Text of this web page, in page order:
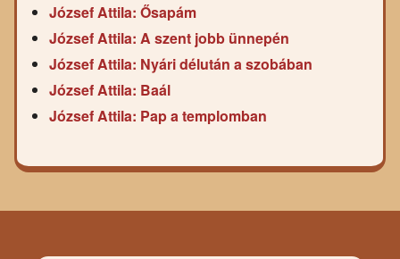
József Attila: Ősapám
József Attila: A szent jobb ünnepén
József Attila: Nyári délután a szobában
József Attila: Baál
József Attila: Pap a templomban